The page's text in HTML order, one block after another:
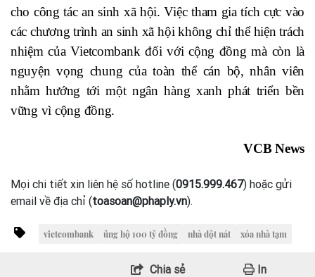
cho công tác an sinh xã hội. Việc tham gia tích cực vào
các chương trình an sinh xã hội không chỉ thể hiện trách
nhiệm của Vietcombank đối với cộng đồng mà còn là
nguyện vọng chung của toàn thể cán bộ, nhân viên
nhằm hướng tới một ngân hàng xanh phát triển bền
vững vì cộng đồng.
VCB News
Mọi chi tiết xin liên hệ số hotline (0915.999.467) hoặc gửi
email về địa chỉ (toasoan@phaply.vn).
vietcombank ủng hộ 100 tỷ đồng nhà dột nát xóa nhà tạm
Chia sẻ In